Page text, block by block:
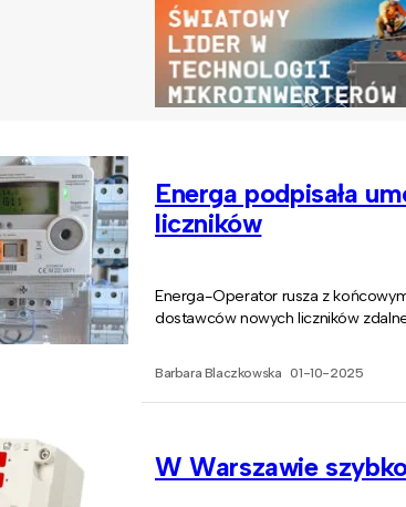
Energa podpisała
liczników
Energa-Operator rusza z
dostawców nowych liczników
Barbara Blaczkowska 01-10-2025
W Warszawie